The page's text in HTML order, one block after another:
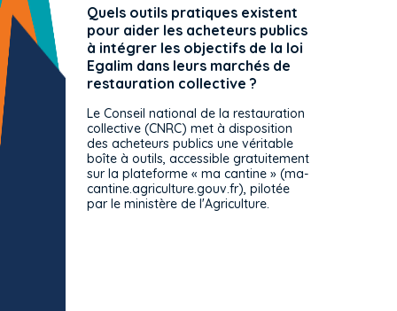
Quels outils pratiques existent
pour aider les acheteurs publics
à intégrer les objectifs de la loi
Egalim dans leurs marchés de
restauration collective ?
Le Conseil national de la restauration
collective (CNRC) met à disposition
des acheteurs publics une véritable
boîte à outils, accessible gratuitement
sur la plateforme « ma cantine » (ma-
cantine.agriculture.gouv.fr), pilotée
par le ministère de l'Agriculture.